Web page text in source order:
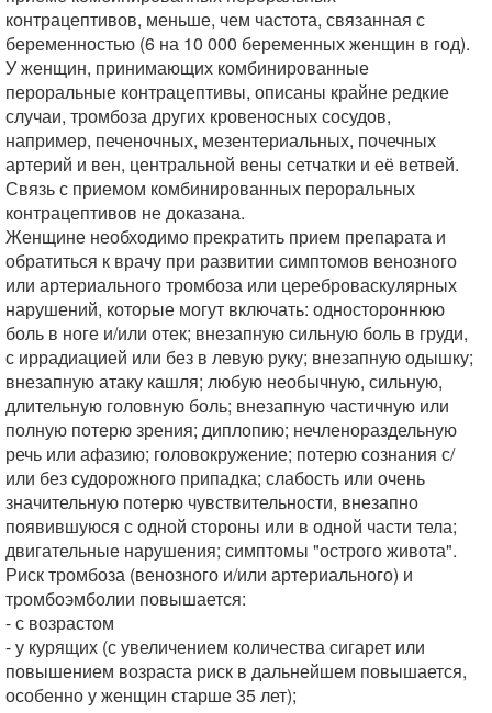
контрацептивов, меньше, чем частота, связанная с
беременностью (6 на 10 000 беременных женщин в год).
У женщин, принимающих комбинированные
пероральные контрацептивы, описаны крайне редкие
случаи, тромбоза других кровеносных сосудов,
например, печеночных, мезентериальных, почечных
артерий и вен, центральной вены сетчатки и её ветвей.
Связь с приемом комбинированных пероральных
контрацептивов не доказана.
Женщине необходимо прекратить прием препарата и
обратиться к врачу при развитии симптомов венозного
или артериального тромбоза или цереброваскулярных
нарушений, которые могут включать: одностороннюю
боль в ноге и/или отек; внезапную сильную боль в груди,
с иррадиацией или без в левую руку; внезапную одышку;
внезапную атаку кашля; любую необычную, сильную,
длительную головную боль; внезапную частичную или
полную потерю зрения; диплопию; нечленораздельную
речь или афазию; головокружение; потерю сознания с/
или без судорожного припадка; слабость или очень
значительную потерю чувствительности, внезапно
появившуюся с одной стороны или в одной части тела;
двигательные нарушения; симптомы "острого живота".
Риск тромбоза (венозного и/или артериального) и
тромбоэмболии повышается:
- с возрастом
- у курящих (с увеличением количества сигарет или
повышением возраста риск в дальнейшем повышается,
особенно у женщин старше 35 лет);